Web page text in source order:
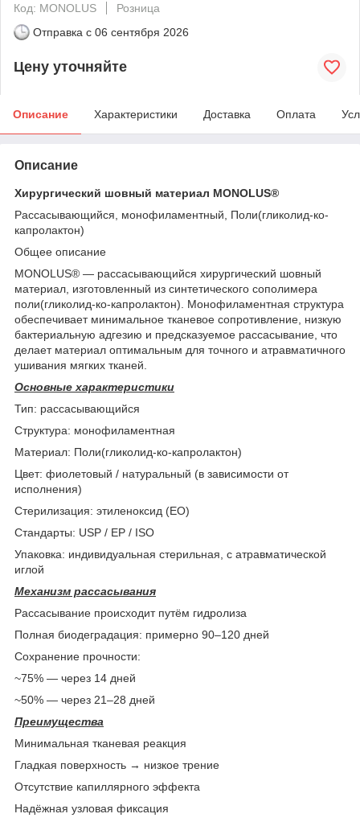
Код: MONOLUS
Розница
Отправка с 06 сентября 2026
Цену уточняйте
Описание Характеристики Доставка Оплата
Описание
Хирургический шовный материал MONOLUS®
Рассасывающийся, монофиламентный, Поли(гликолид-ко-
капролактон)
Общее описание
MONOLUS® — рассасывающийся хирургический шовный
материал, изготовленный из синтетического сополимера
поли(гликолид-ко-капролактон). Монофиламентная структура
обеспечивает минимальное тканевое сопротивление, низкую
бактериальную адгезию и предсказуемое рассасывание, что
делает материал оптимальным для точного и атравматичного
ушивания мягких тканей.
Основные характеристики
Тип: рассасывающийся
Структура: монофиламентная
Материал: Поли(гликолид-ко-капролактон)
Цвет: фиолетовый / натуральный (в зависимости от
исполнения)
Стерилизация: этиленоксид (EO)
Стандарты: USP / EP / ISO
Упаковка: индивидуальная стерильная, с атравматической
иглой
Механизм рассасывания
Рассасывание происходит путём гидролиза
Полная биодеградация: примерно 90–120 дней
Сохранение прочности:
~75% — через 14 дней
~50% — через 21–28 дней
Преимущества
Минимальная тканевая реакция
Гладкая поверхность → низкое трение
Отсутствие капиллярного эффекта
Надёжная узловая фиксация